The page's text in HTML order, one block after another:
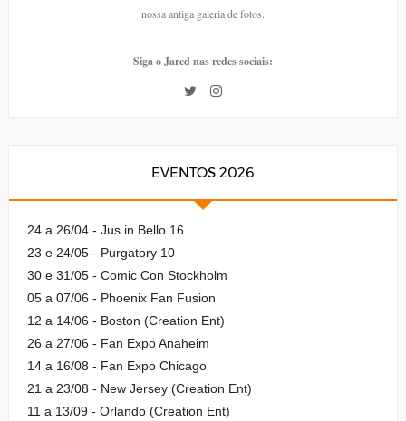
nossa antiga galeria de fotos.
Siga o Jared nas redes sociais:
EVENTOS 2026
24 a 26/04 - Jus in Bello 16
23 e 24/05 - Purgatory 10
30 e 31/05 - Comic Con Stockholm
05 a 07/06 - Phoenix Fan Fusion
12 a 14/06 - Boston (Creation Ent)
26 a 27/06 - Fan Expo Anaheim
14 a 16/08 - Fan Expo Chicago
21 a 23/08 - New Jersey (Creation Ent)
11 a 13/09 - Orlando (Creation Ent)